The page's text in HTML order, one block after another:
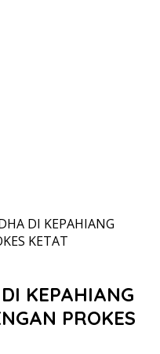
DI KEPAHIANG
KETAT
KEPAHIANG
PROKES